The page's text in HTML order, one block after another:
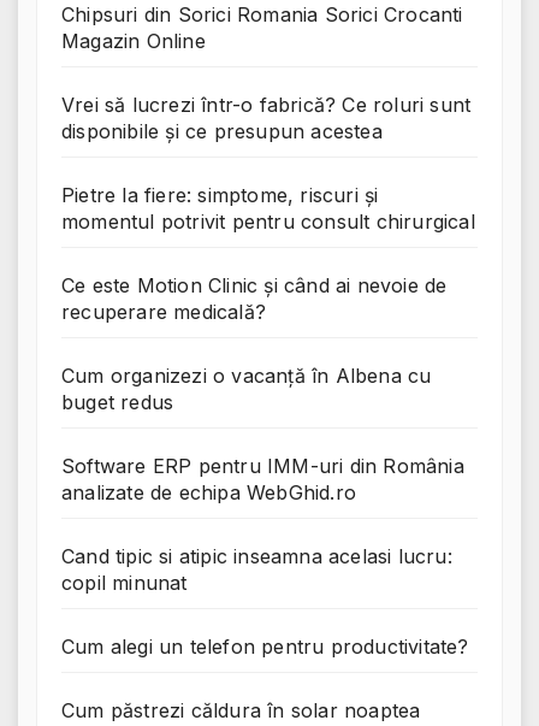
Chipsuri din Sorici Romania Sorici Crocanti
Magazin Online
Vrei să lucrezi într-o fabrică? Ce roluri sunt
disponibile și ce presupun acestea
Pietre la fiere: simptome, riscuri și
momentul potrivit pentru consult chirurgical
Ce este Motion Clinic și când ai nevoie de
recuperare medicală?
Cum organizezi o vacanță în Albena cu
buget redus
Software ERP pentru IMM-uri din România
analizate de echipa WebGhid.ro
Cand tipic si atipic inseamna acelasi lucru:
copil minunat
Cum alegi un telefon pentru productivitate?
Cum păstrezi căldura în solar noaptea